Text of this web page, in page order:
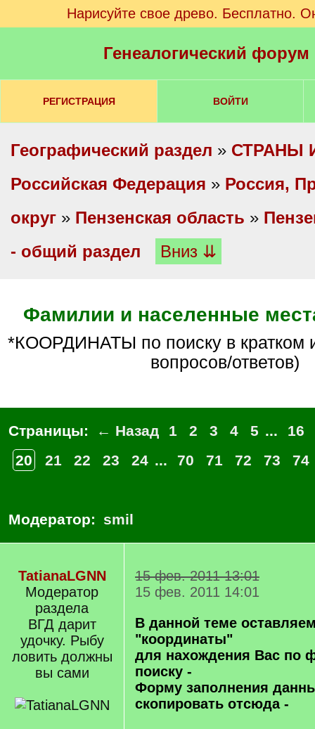
Нарисуйте свое древо. Бесплатно.
Генеалогический
РЕГИСТРАЦИЯ ВОЙТИ
Географический раздел » СТРАНЫ
Российская Федерация » Россия,
округ » Пензенская область »
- общий раздел
Вниз ⇊
Фамилии и населенные
*КООРДИНАТЫ по поиску в кратком изложении (БЕЗ
вопросов/ответов)
Страницы: ← Назад 1 2 3 4 5 ...
16
20
21 22 23 24 ... 70 71 72 73 74
Модератор: smil
TatianaLGNN
Модератор
раздела
ВГД дарит
удочку. Рыбу
ловить должны
вы сами
15 фев. 2011 13:01
15 фев. 2011 14:01
В данной теме
"координаты"
для нахождения Вас по
поиску -
Форму заполнения
скопировать отсюда -